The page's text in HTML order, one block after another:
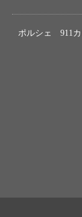
ポルシェ 911